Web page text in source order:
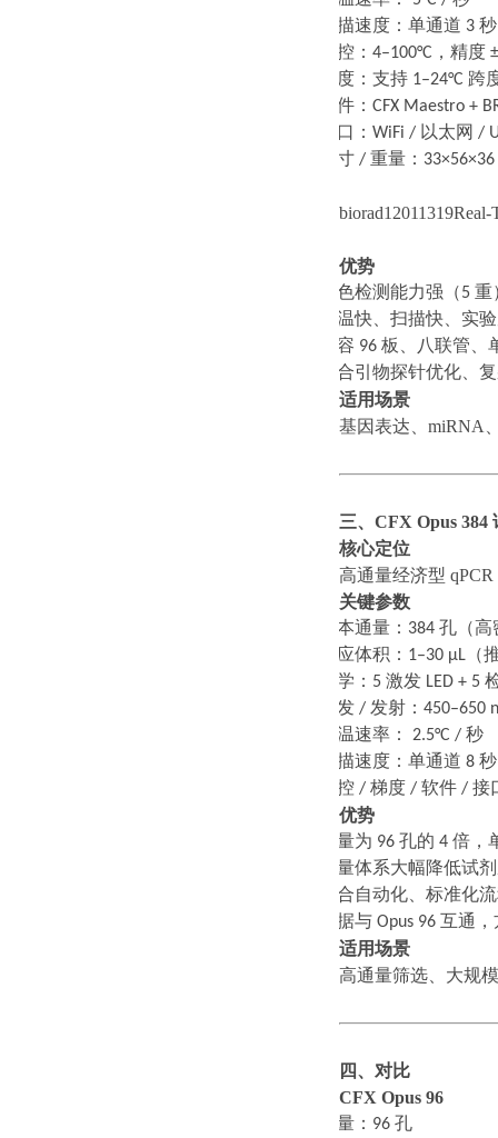
扫描速度：单通道 3
温控： 4–100°C ，精度
梯度：支持 1–24°C 跨
软件： CFX Maestro +
接口： WiFi / 以太网 /
尺寸 / 重量：
优势
多色检测能力强（ 5 重
升温快、扫描快、实
兼容 96 板、八联管、
适合引物探针优化、
适用场景
基因表达、 miRNA
三、 CFX Opus 384
核心定位
高通量经济型
关键参数
样本通量： 384 孔（高
反应体积： 1–30 μL （
光学： 5 激发 LED + 5
激发 / 发射： 450–650
升温速率： 2.5°C / 秒
扫描速度：单通道 8
温控 / 梯度 / 软件 / 接
优势
通量为 96 孔的 4 倍，
微量体系大幅降低试
适合自动化、标准化
数据与 Opus 96 互通
适用场景
高通量筛选、大规
四、对比
CFX Opus 96
通量： 96 孔